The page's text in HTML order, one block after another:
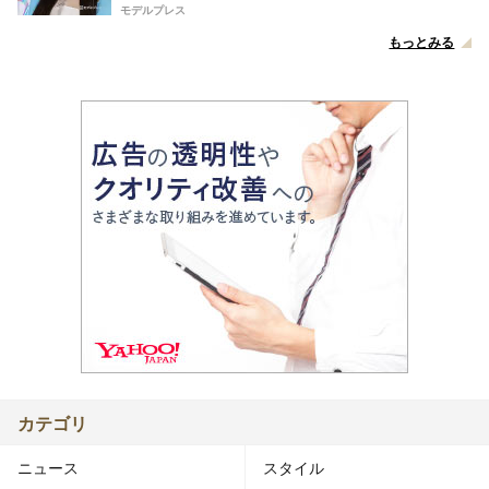
モデルプレス
もっとみる
カテゴリ
ニュース スタイル